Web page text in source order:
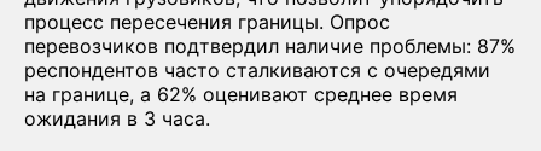
процесс пересечения границы. Опрос
перевозчиков подтвердил наличие проблемы: 87%
респондентов часто сталкиваются с очередями
на границе, а 62% оценивают среднее время
ожидания в 3 часа.